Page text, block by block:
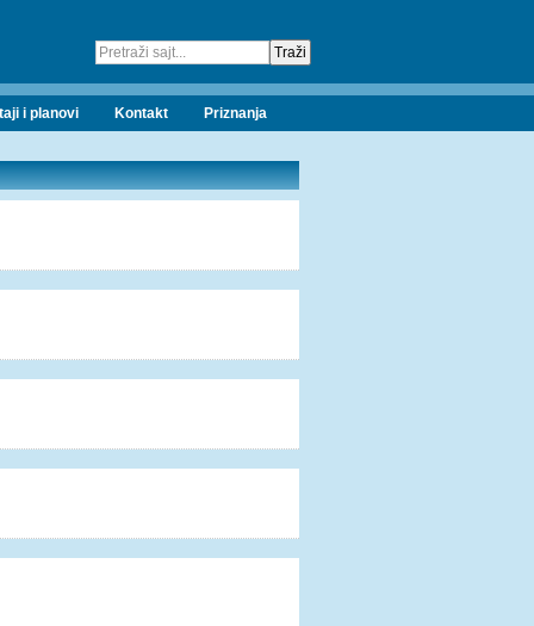
i planovi Kontakt Priznanja